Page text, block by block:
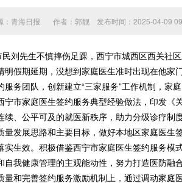
：青海日报 作者： 郭靓 发布时间：2025-04-
先生不慎摔伤足踝，西宁市城西区西关社
假期延期，没想到家庭医生准时出现在他家
团队，创新建立“三家服务”工作机制，家
市家庭医生签约服务典型经验做法，印发《
、公平可及的就医新秩序，助力分级诊疗制度
展思路和主要目标，做好本地区家庭医生
生效。积极借鉴西宁市家庭医生签约服务模
我健康管理的主观能动性，努力打造医防融
完善签约服务激励机制上，通过调动家庭